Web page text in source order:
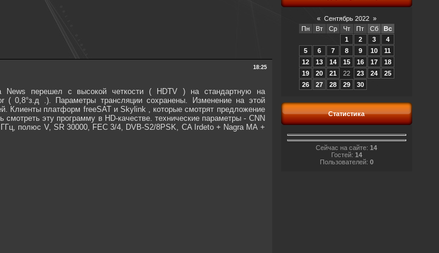
18:25
News перешел с высокой четкости ( HDTV ) на стандартную на
( 0,8°з.д .). Параметры трансляции сохранены. Изменение на этой
Клиенты платформ freeSAT и Skylink , которые смотрят предложение
эту программу в HD-качестве. технические параметры - CNN
полюс V, SR 30000, FEC 3/4, DVB-S2/8PSK, CA Irdeto + Nagra MA +
« Сентябрь 2022 »
Пн
Вт Ср Чт Пт Сб
Вс
1
2 3
4
5
6 7 8 9 10
11
12
13 14 15 16 17
18
19
20 21 22 23 24
25
26
27 28 29 30
Статистика
Сейчас на сайте: 14
Гостей: 14
Пользователей: 0